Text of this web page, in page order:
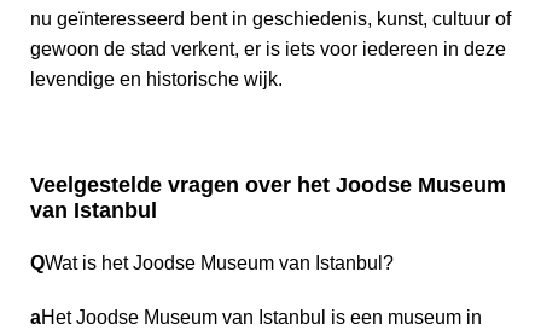
nu geïnteresseerd bent in geschiedenis, kunst, cultuur of
gewoon de stad verkent, er is iets voor iedereen in deze
levendige en historische wijk.
Veelgestelde vragen over het Joodse Museum
van Istanbul
QWat is het Joodse Museum van Istanbul?
aHet Joodse Museum van Istanbul is een museum in